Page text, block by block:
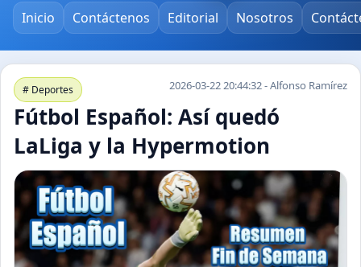
Inicio Contáctenos Editorial Nosotros
# Deportes 2026-03-22 20:44:32 - Alfonso Ramírez
Fútbol Español: Así quedó
LaLiga y la Hypermotion